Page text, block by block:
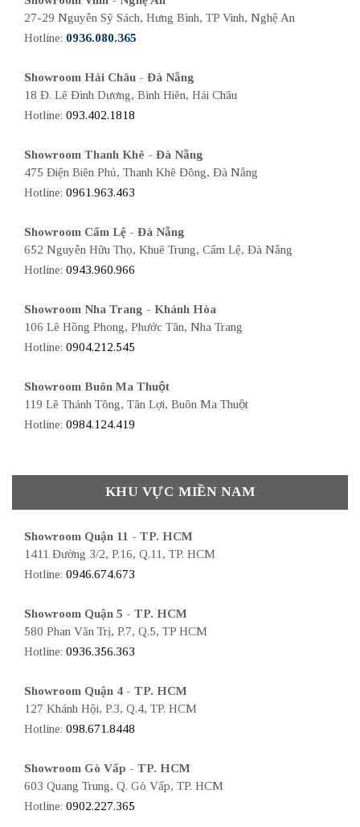
27-29 Nguyễn Sỹ Sách, Hưng Bình, TP Vinh, Nghệ An
Hotline: 0936.080.365
Showroom Hải Châu - Đà Nẵng
18 Đ. Lê Đình Dương, Bình Hiên, Hải Châu
Hotline: 093.402.1818
Showroom Thanh Khê - Đà Nẵng
475 Điện Biên Phủ, Thanh Khê Đông, Đà Nẵng
Hotline: 0961.963.463
Showroom Cẩm Lệ - Đà Nẵng
652 Nguyễn Hữu Thọ, Khuê Trung, Cẩm Lệ, Đà Nẵng
Hotline: 0943.960.966
Showroom Nha Trang - Khánh Hòa
106 Lê Hồng Phong, Phước Tân, Nha Trang
Hotline: 0904.212.545
Showroom Buôn Ma Thuột
119 Lê Thánh Tông, Tân Lợi, Buôn Ma Thuột
Hotline: 0984.124.419
KHU VỰC MIỀN NAM
Showroom Quận 11 - TP. HCM
1411 Đường 3/2, P.16, Q.11, TP. HCM
Hotline: 0946.674.673
Showroom Quận 5 - TP. HCM
580 Phan Văn Trị, P.7, Q.5, TP HCM
Hotline: 0936.356.363
Showroom Quận 4 - TP. HCM
127 Khánh Hội, P.3, Q.4, TP. HCM
Hotline: 098.671.8448
Showroom Gò Vấp - TP. HCM
603 Quang Trung, Q. Gò Vấp, TP. HCM
Hotline: 0902.227.365